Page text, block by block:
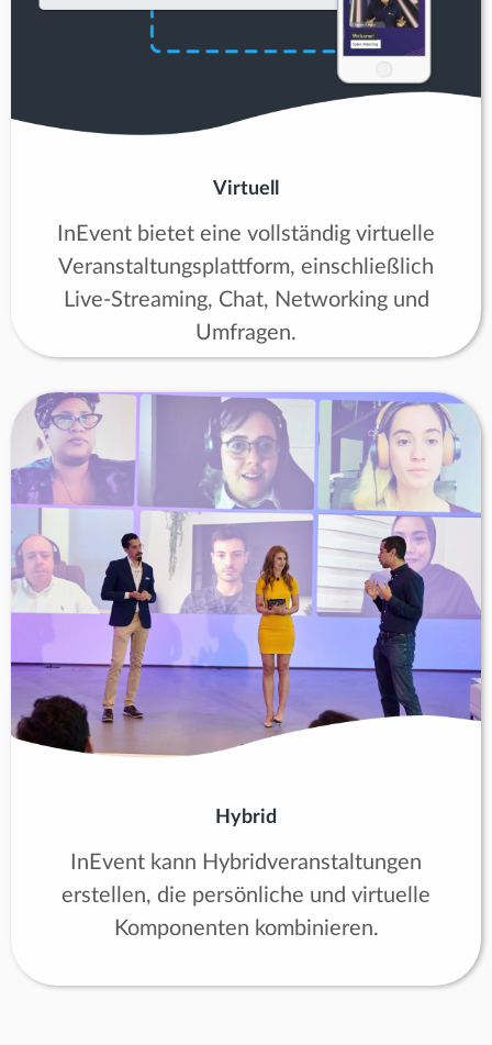
Virtuell
InEvent bietet eine vollständig virtuelle
Veranstaltungsplattform, einschließlich
Live-Streaming, Chat, Networking und
Umfragen.
Hybrid
InEvent kann Hybridveranstaltungen
erstellen, die persönliche und virtuelle
Komponenten kombinieren.